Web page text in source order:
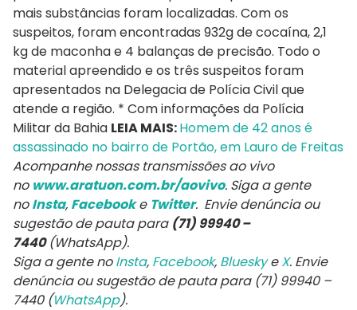
mais substâncias foram localizadas. Com os
suspeitos, foram encontradas 932g de cocaína, 2,1
kg de maconha e 4 balanças de precisão. Todo o
material apreendido e os três suspeitos foram
apresentados na Delegacia de Polícia Civil que
atende a região. * Com informações da Polícia
Militar da Bahia LEIA MAIS:Homem de 42 anos é
assassinado no bairro de Portão, em Lauro de Freitas
Acompanhe nossas transmissões ao vivo
no www.aratuon.com.br/aovivo. Siga a gente
noInsta, Facebooke Twitter. Envie denúncia ou
sugestão de pauta para (71) 99940 –
7440(WhatsApp).
Siga a gente noInsta, Facebook, BlueskyeX. Envie
denúncia ou sugestão de pauta para (71) 99940 –
7440 (WhatsApp).